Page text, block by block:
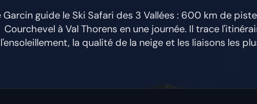
Garcin guide le Ski Safari des 3 Vallées : 600 km de
Courchevel à Val Thorens en une journée. Il trace
l'ensoleillement, la qualité de la neige et les liaisons les